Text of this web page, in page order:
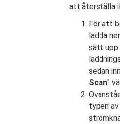
att återställa
För att
ladda
sätt upp
sedan
Scan"
typen